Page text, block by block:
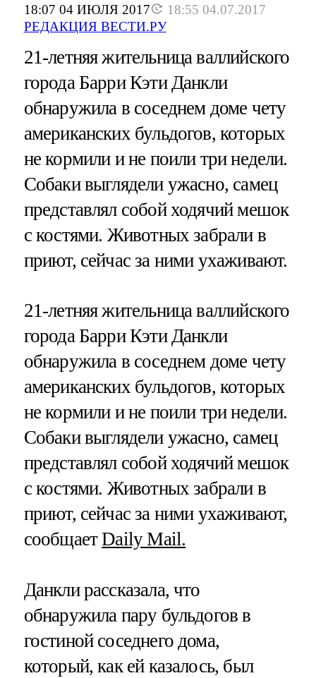
18:07 04 ИЮЛЯ 2017
18:55 04.07.2017
РЕДАКЦИЯ ВЕСТИ.РУ
21-летняя жительница валлийского
города Барри Кэти Данкли
обнаружила в соседнем доме чету
американских бульдогов, которых
не кормили и не поили три недели.
Собаки выглядели ужасно, самец
представлял собой ходячий мешок
с костями. Животных забрали в
приют, сейчас за ними ухаживают.
21-летняя жительница валлийского
города Барри Кэти Данкли
обнаружила в соседнем доме чету
американских бульдогов, которых
не кормили и не поили три недели.
Собаки выглядели ужасно, самец
представлял собой ходячий мешок
с костями. Животных забрали в
приют, сейчас за ними ухаживают,
сообщаетDaily Mail.
Данкли рассказала, что
обнаружила пару бульдогов в
гостиной соседнего дома,
который, как ей казалось, был